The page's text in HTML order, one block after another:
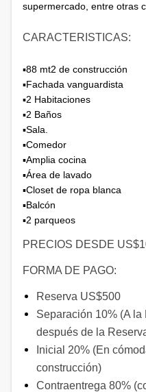
supermercado, entre otras
CARACTERISTICAS:
▪️88 mt2 de construcción
▪️Fachada vanguardista
▪️2 Habitaciones
▪️2 Baños
▪️Sala.
▪️Comedor
▪️Amplia cocina
▪️Área de lavado
▪️Closet de ropa blanca
▪️Balcón
▪️2 parqueos
PRECIOS DESDE
FORMA DE PAGO:
Reserva US$500
Separación 10% (A
después de la
Inicial 20% (En
construcción)
Contraentrega 80%